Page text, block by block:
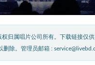
归属唱片公司所有。下载链接仅
除。管理员邮箱 :